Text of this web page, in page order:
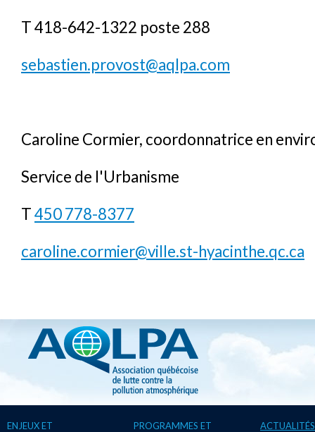
T 418-642-1322 poste 288
sebastien.provost@aqlpa.com
Caroline Cormier, coordonnatrice en
Service de l'Urbanisme
T450 778-8377
caroline.cormier@ville.st-hyacinthe.qc.ca
ENJEUX ET
PROGRAMMES ET
ACTUALITÉS